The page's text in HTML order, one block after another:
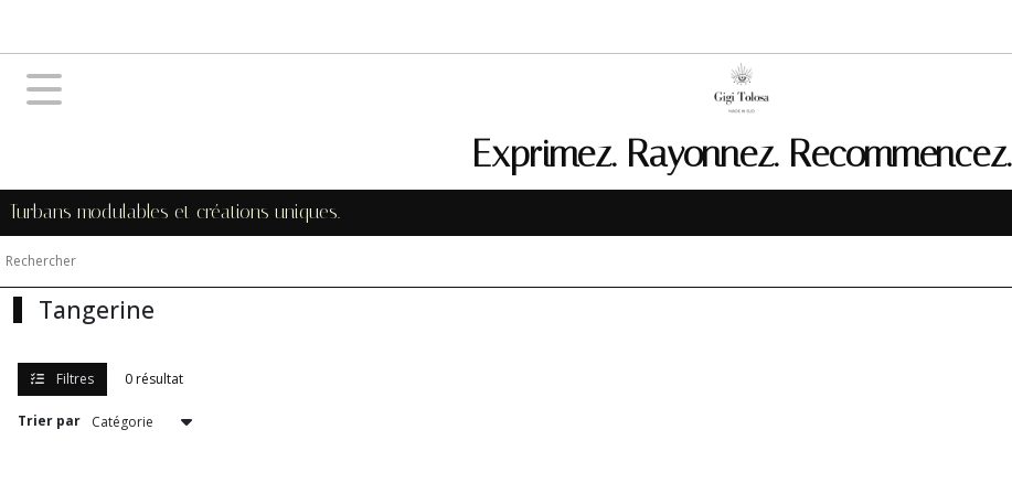
Exprimez. Rayonnez. Recommencez.
Turbans modulables et créations uniques.
Tangerine
Filtres 0 résultat
Trier par
FILTRES
Afficher
résultats